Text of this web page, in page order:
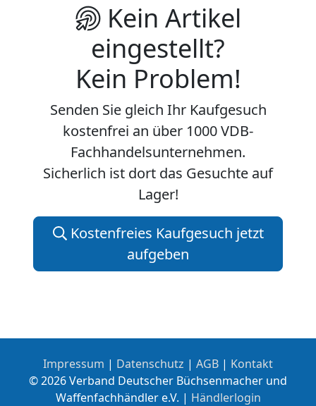
Kein Artikel
eingestellt?
Kein Problem!
Senden Sie gleich Ihr Kaufgesuch
kostenfrei an über 1000 VDB-
Fachhandelsunternehmen.
Sicherlich ist dort das Gesuchte auf
Lager!
Kostenfreies Kaufgesuch jetzt
aufgeben
Impressum | Datenschutz | AGB | Kontakt
© 2026 Verband Deutscher Büchsenmacher und
Waffenfachhändler e.V. | Händlerlogin